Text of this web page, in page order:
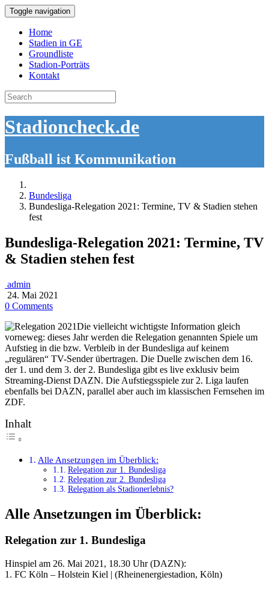
Toggle navigation
Home
Stadien in GE
Groundliste
Stadion-Porträts
Kontakt
Search
for:
Stadioncheck.de
Fußball ist Kommunikation
Bundesliga
Bundesliga-Relegation 2021: Termine, TV & Stadien stehen
fest
Bundesliga-Relegation 2021: Termine, TV
& Stadien stehen fest
admin
24. Mai 2021
0 Comments
Die vielleicht wichtigste Information gleich
vorneweg: dieses Jahr werden die Relegation genannten Spiele um
Aufstieg in die bzw. Verbleib in der Bundesliga auf keinem
„regulären“ TV-Sender übertragen. Die Duelle zwischen dem 16.
der 1. und dem 3. der 2. Bundesliga gibt es live exklusiv beim
Streaming-Dienst DAZN. Die Aufstiegsspiele zur 2. Liga laufen
ebenfalls bei DAZN, parallel aber auch im klassischen Fernsehen im
ZDF.
Inhalt
Alle Ansetzungen im Überblick:
Relegation zur 1. Bundesliga
Relegation zur 2. Bundesliga
Relegation als Stadionerlebnis?
Alle Ansetzungen im Überblick:
Relegation zur 1. Bundesliga
Hinspiel am 26. Mai 2021, 18.30 Uhr (DAZN):
1. FC Köln – Holstein Kiel | (Rheinenergiestadion, Köln)